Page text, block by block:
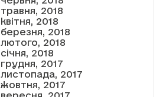
травня, 2018
квітня, 2018
березня, 2018
лютого, 2018
січня, 2018
грудня, 2017
листопада, 2017
жовтня, 2017